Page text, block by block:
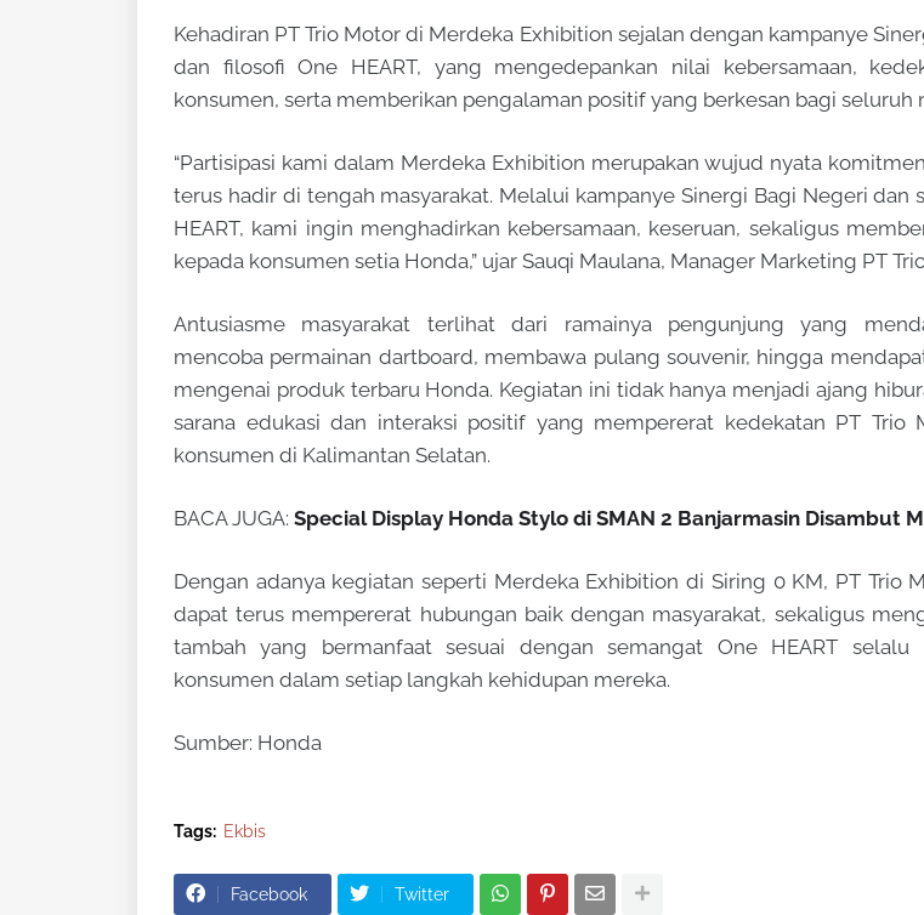
Kehadiran PT Trio Motor di Merdeka Exhibition sejalan dengan kampanye
dan filosofi One HEART, yang mengedepankan nilai kebersamaan,
konsumen, serta memberikan pengalaman positif yang berkesan bagi seluruh
“Partisipasi kami dalam Merdeka Exhibition merupakan wujud nyata
terus hadir di tengah masyarakat. Melalui kampanye Sinergi Bagi Negeri dan
HEART, kami ingin menghadirkan kebersamaan, keseruan, sekaligus
kepada konsumen setia Honda,” ujar Sauqi Maulana, Manager Marketing PT
Antusiasme masyarakat terlihat dari ramainya pengunjung yang
mencoba permainan dartboard, membawa pulang souvenir, hingga
mengenai produk terbaru Honda. Kegiatan ini tidak hanya menjadi ajang
sarana edukasi dan interaksi positif yang mempererat kedekatan PT Trio
konsumen di Kalimantan Selatan.
BACA JUGA: Special Display Honda Stylo di SMAN 2 Banjarmasin Disambut
Dengan adanya kegiatan seperti Merdeka Exhibition di Siring 0 KM, PT Trio
dapat terus mempererat hubungan baik dengan masyarakat, sekaligus
tambah yang bermanfaat sesuai dengan semangat One HEART selalu
konsumen dalam setiap langkah kehidupan mereka.
Sumber: Honda
Tags: Ekbis
Facebook Twitter